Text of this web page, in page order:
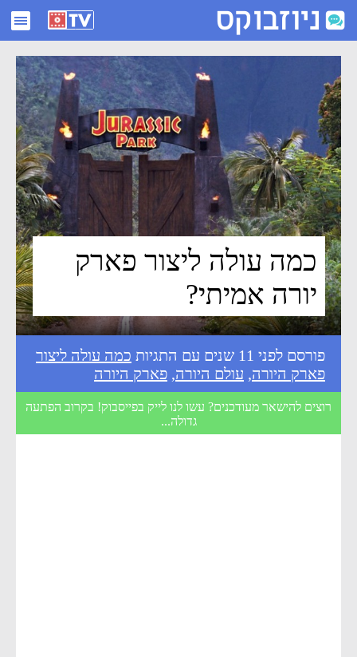
כמה עולה ליצור פארק יורה אמיתי? - ניוזבוקס
כמה עולה ליצור פארק
יורה אמיתי?
פורסם לפני 11 שנים עם התגיות
כמה עולה ליצור
פארק היורה, עולם היורה, פארק היורה
רוצים להישאר מעודכנים? עשו לנו לייק בפייסבוק! בקרוב הפתעה
גדולה...